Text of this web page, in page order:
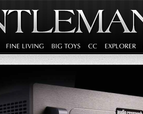
FINE LIVING BIG TOYS CC EXPLORER